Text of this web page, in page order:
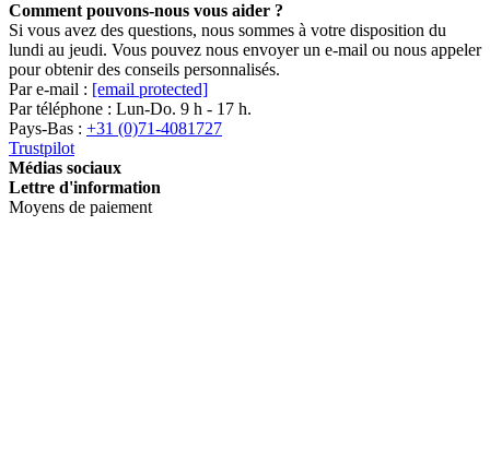
Comment pouvons-nous vous aider ?
Si vous avez des questions, nous sommes à votre disposition du
lundi au jeudi. Vous pouvez nous envoyer un e-mail ou nous appeler
pour obtenir des conseils personnalisés.
Par e-mail : [email protected]
Par téléphone : Lun-Do. 9 h - 17 h.
Pays-Bas : +31 (0)71-4081727
Trustpilot
Médias sociaux
Lettre d'information
Moyens de paiement